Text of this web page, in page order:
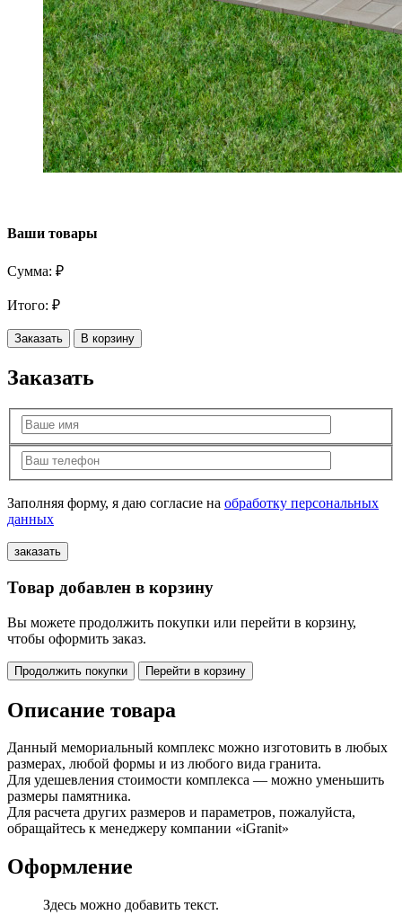
Ваши товары
Сумма: ₽
Итого: ₽
Заказать В корзину
Заказать
Заполняя форму, я даю согласие на обработку персональных
данных
Товар добавлен в корзину
Вы можете продолжить покупки или перейти в корзину,
чтобы оформить заказ.
Продолжить покупки Перейти в корзину
Описание товара
Данный мемориальный комплекс можно изготовить в любых
размерах, любой формы и из любого вида гранита.
Для удешевления стоимости комплекса — можно уменьшить
размеры памятника.
Для расчета других размеров и параметров, пожалуйста,
обращайтесь к менеджеру компании «iGranit»
Оформление
Здесь можно добавить текст.